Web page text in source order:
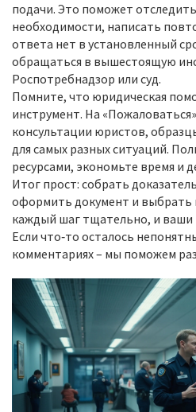
подачи. Это поможет
необходимости, написать
ответа нет в установленный
обращаться в вышестоящую
Роспотребнадзор или суд.
Помните, что юридическая
инструмент. На
консультации юристов,
для самых разных ситуаций.
ресурсами, экономьте время и
Итог прост: собрать
оформить документ и выбрать
каждый шаг тщательно, и
Если что‑то осталось
комментариях – мы поможем